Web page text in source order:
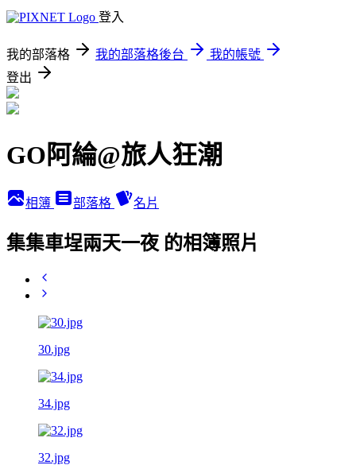
登入
我的部落格 我的部落格後台
我的帳號
登出
GO阿綸@旅人狂潮
相簿 部落格 名片
集集車埕兩天一夜 的相簿照片
30.jpg
34.jpg
32.jpg